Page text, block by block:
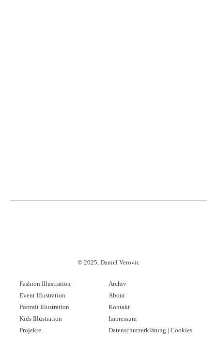
© 2025, Daniel Verovic
Fashion Illustration
Event Illustration
Portrait Illustration
Kids Illustration
Projekte
Archiv
About
Kontakt
Impressum
Datenschutzerklärung | Cookies